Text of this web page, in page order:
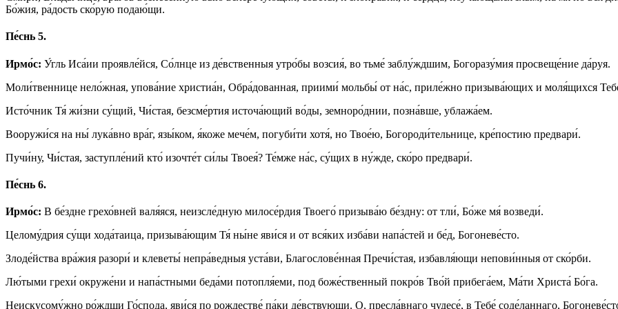
Бо́жия, ра́дость ско́рую подаю́щи.
Пе́снь 5.
Ирмо́с: У́гль Иса́ии проявле́йся, Со́лнце из де́вственныя утро́бы возсия́, во тьме́ заблу́ждшим, Богоразу́мия просвеще́ние да́руя.
Моли́твеннице нело́жная, упова́ние христиа́н, Обра́дованная, приими́ мольбы́ от на́с, приле́жно призыва́ющих и моля́щихся
Исто́чник Тя́ жи́зни су́щий, Чи́стая, безсме́ртия источа́ющий во́ды, земноро́днии, позна́вше, ублажа́ем.
Вооружи́ся на ны́ лука́вно вра́г, язы́ком, я́коже мече́м, погуби́ти хотя́, но Твое́ю, Богороди́тельнице, кре́постию предвари́.
Пучи́ну, Чи́стая, заступле́ний кто́ изочте́т си́лы Твоея́? Те́мже на́с, су́щих в ну́жде, ско́ро предвари́.
Пе́снь 6.
Ирмо́с: В бе́здне грехо́вней валя́яся, неизсле́дную милосе́рдия Твоего́ призыва́ю бе́здну: от тли́, Бо́же мя́ возведи́.
Целому́дрия су́щи хода́таица, призыва́ющим Тя́ ны́не яви́ся и от вся́ких изба́ви напа́стей и бе́д, Богоневе́сто.
Злоде́йства вра́жия разори́ и клеветы́ непра́ведныя уста́ви, Благослове́нная Пречи́стая, избавля́ющи непови́нныя от ско́рби.
Лю́тыми грехи́ окруже́ни и напа́стными беда́ми потопля́еми, под боже́ственный покро́в Тво́й прибега́ем, Ма́ти Христа́ Бо́га.
Неискусому́жно ро́ждши Го́спода, яви́ся по рождестве́ па́ки де́вствующи. О, пресла́внаго чудесе́, в Тебе́ соде́ланнаго,